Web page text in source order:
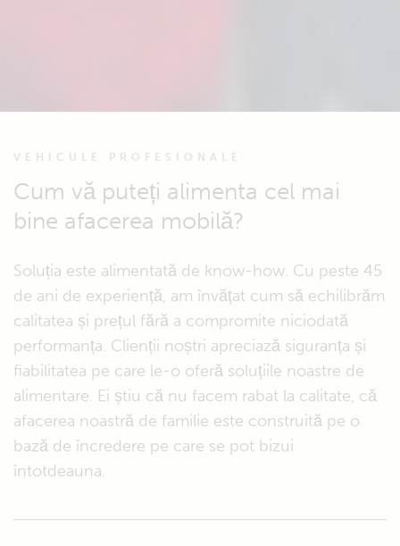
VEHICULE PROFESIONALE
Cum vă puteți alimenta cel mai
bine afacerea mobilă?
Soluția este alimentată de know-how. Cu peste 45
de ani de experiență, am învățat cum să echilibrăm
calitatea și prețul fără a compromite niciodată
performanța. Clienții noștri apreciază siguranța și
fiabilitatea pe care le-o oferă soluțiile noastre de
alimentare. Ei știu că nu facem rabat la calitate, că
afacerea noastră de familie este construită pe o
bază de încredere pe care se pot bizui
întotdeauna.